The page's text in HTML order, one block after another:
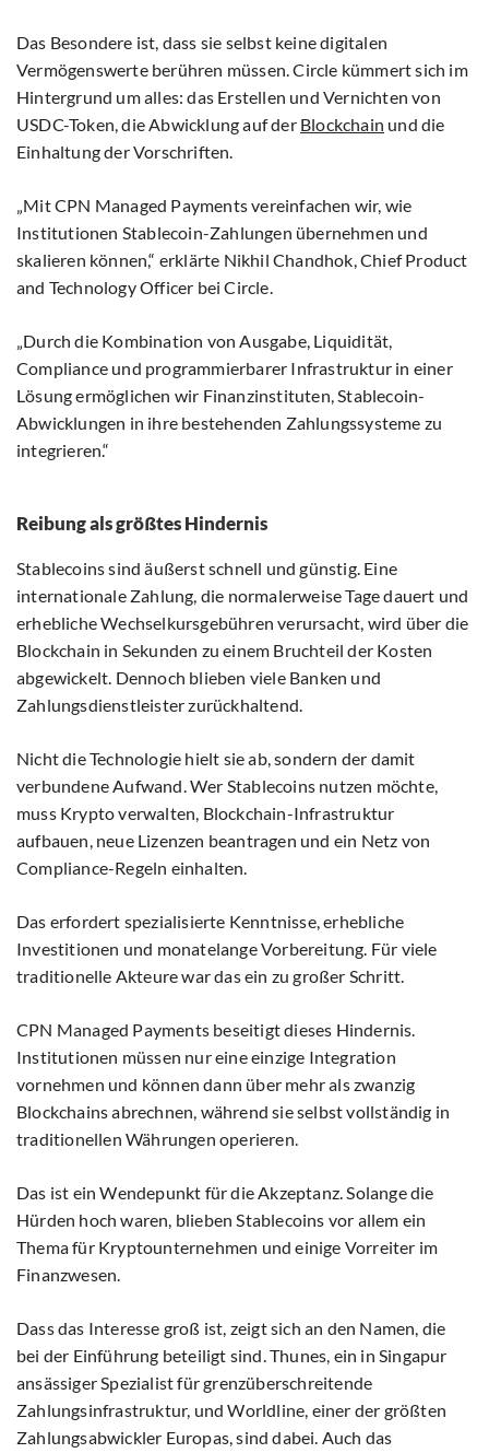
Das Besondere ist, dass sie selbst keine digitalen
Vermögenswerte berühren müssen. Circle kümmert sich im
Hintergrund um alles: das Erstellen und Vernichten von
USDC-Token, die Abwicklung auf der Blockchain und die
Einhaltung der Vorschriften.
„Mit CPN Managed Payments vereinfachen wir, wie
Institutionen Stablecoin-Zahlungen übernehmen und
skalieren können,“ erklärte Nikhil Chandhok, Chief Product
and Technology Officer bei Circle.
„Durch die Kombination von Ausgabe, Liquidität,
Compliance und programmierbarer Infrastruktur in einer
Lösung ermöglichen wir Finanzinstituten, Stablecoin-
Abwicklungen in ihre bestehenden Zahlungssysteme zu
integrieren.“
Reibung als größtes Hindernis
Stablecoins sind äußerst schnell und günstig. Eine
internationale Zahlung, die normalerweise Tage dauert und
erhebliche Wechselkursgebühren verursacht, wird über die
Blockchain in Sekunden zu einem Bruchteil der Kosten
abgewickelt. Dennoch blieben viele Banken und
Zahlungsdienstleister zurückhaltend.
Nicht die Technologie hielt sie ab, sondern der damit
verbundene Aufwand. Wer Stablecoins nutzen möchte,
muss Krypto verwalten, Blockchain-Infrastruktur
aufbauen, neue Lizenzen beantragen und ein Netz von
Compliance-Regeln einhalten.
Das erfordert spezialisierte Kenntnisse, erhebliche
Investitionen und monatelange Vorbereitung. Für viele
traditionelle Akteure war das ein zu großer Schritt.
CPN Managed Payments beseitigt dieses Hindernis.
Institutionen müssen nur eine einzige Integration
vornehmen und können dann über mehr als zwanzig
Blockchains abrechnen, während sie selbst vollständig in
traditionellen Währungen operieren.
Das ist ein Wendepunkt für die Akzeptanz. Solange die
Hürden hoch waren, blieben Stablecoins vor allem ein
Thema für Kryptounternehmen und einige Vorreiter im
Finanzwesen.
Dass das Interesse groß ist, zeigt sich an den Namen, die
bei der Einführung beteiligt sind. Thunes, ein in Singapur
ansässiger Spezialist für grenzüberschreitende
Zahlungsinfrastruktur, und Worldline, einer der größten
Zahlungsabwickler Europas, sind dabei. Auch das